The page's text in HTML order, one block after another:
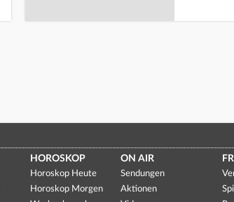
HOROSKOP
Horoskop Heute
Horoskop Morgen
ON AIR
Sendungen
Aktionen